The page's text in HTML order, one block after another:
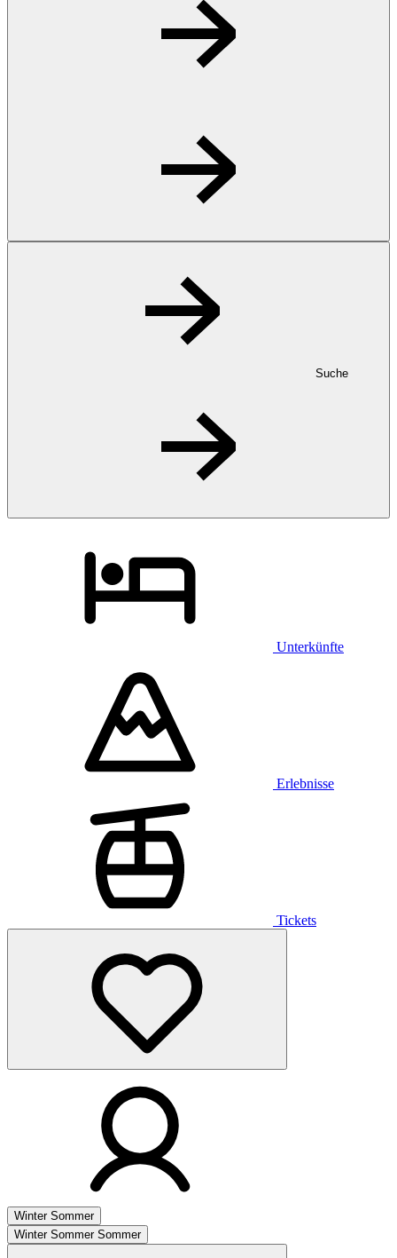
Suche
Unterkünfte
Erlebnisse
Tickets
Winter Sommer
Winter Sommer Sommer